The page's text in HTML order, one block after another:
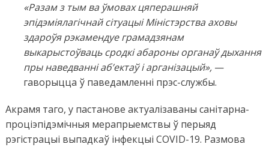
«Разам з тым ва ўмовах цяперашняй
эпідэміялагічнай сітуацыі Міністэрства аховы
здароўя рэкамендуе грамадзянам
выкарыстоўваць сродкі абароны органаў дыхання
пры наведванні аб’ектаў і арганізацый»,—
гаворыцца ў паведамленні прэс-службы.
Акрамя таго, у пастанове актуалізаваны санітарна-
проціэпідэмічныя мерапрыемствы ў перыяд
рэгістрацыі выпадкаў інфекцыі COVID-19. Размова